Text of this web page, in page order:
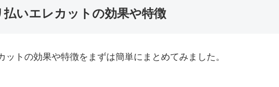
いエレカットの効果や特徴
ットの効果や特徴をまずは簡単にまとめてみました。